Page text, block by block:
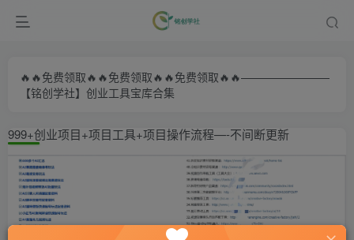
🔥🔥免费领取🔥🔥免费领取🔥🔥免费领取🔥🔥————————
【铭创学社】创业工具宝库合集
999+创业项目+项目工具+项目操作流程—-不间断更新